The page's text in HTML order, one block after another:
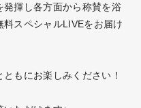
揮し各方面から称賛を浴
スペシャルLIVEをお届け
もにお楽しみください！